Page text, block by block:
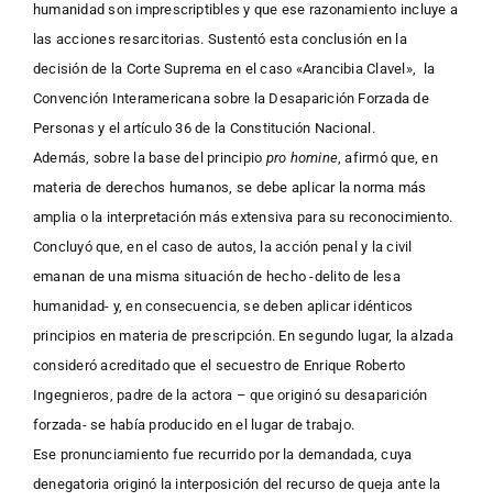
humanidad son imprescriptibles y que ese razonamiento incluye a
las acciones resarcitorias. Sustentó esta conclusión en la
decisión de la Corte Suprema en el caso «Arancibia Clavel», la
Convención Interamericana sobre la Desaparición Forzada de
Personas y el artículo 36 de la Constitución Nacional.
Además, sobre la base del principio pro homine, afirmó que, en
materia de derechos humanos, se debe aplicar la norma más
amplia o la interpretación más extensiva para su reconocimiento.
Concluyó que, en el caso de autos, la acción penal y la civil
emanan de una misma situación de hecho -delito de lesa
humanidad- y, en consecuencia, se deben aplicar idénticos
principios en materia de prescripción. En segundo lugar, la alzada
consideró acreditado que el secuestro de Enrique Roberto
Ingegnieros, padre de la actora – que originó su desaparición
forzada- se había producido en el lugar de trabajo.
Ese pronunciamiento fue recurrido por la demandada, cuya
denegatoria originó la interposición del recurso de queja ante la